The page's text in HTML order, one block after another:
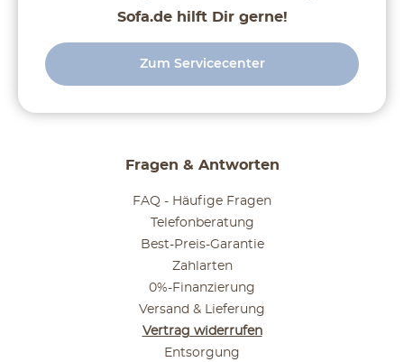
Fragen & Antworten
FAQ - Häufige Fragen
Telefonberatung
Best-Preis-Garantie
Zahlarten
0%-Finanzierung
Versand & Lieferung
Vertrag widerrufen
Entsorgung
Sofa.de hilft Dir gerne!
Zum Servicecenter